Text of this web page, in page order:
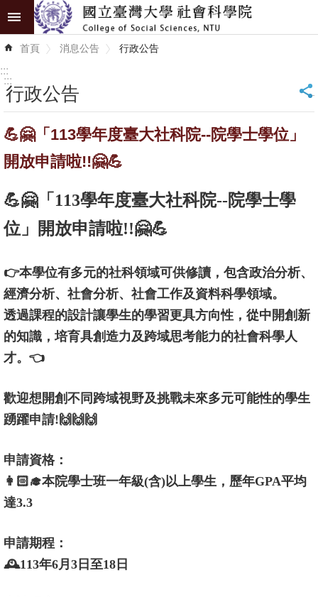
跳到主要內容區塊
進
階
識
學
學
術
研
究
消
息
告
際
高
深
耕
首頁 消息公告 行政公告
:::
:::
行政公告 _
💪🤗「113學年度臺大社科院--院學士學位」
開放申請啦!!🤗💪
💪🤗「113學年度臺大社科院--院學士學
位」開放申請啦!!🤗💪
👉本學位有多元的社科領域可供修讀，包含政治分析、
經濟分析、社會分析、社會工作及資料科學領域。
透過課程的設計讓學生的學習更具方向性，從中開創新
的知識，培育具創造力及跨域思考能力的社會科學人
才。👈
歡迎想開創不同跨域視野及挑戰未來多元可能性的學生
踴躍申請!🙌🙌🙌
申請資格：
👩🏻‍🎓本院學士班一年級(含)以上學生，歷年GPA平均
達3.3
申請期程：
🕰️113年6月3日至18日